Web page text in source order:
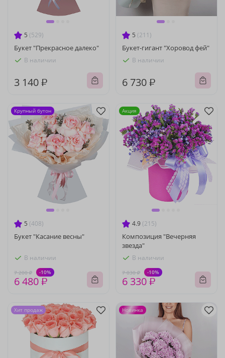
5 (529)
Букет "Прекрасное далеко"
В наличии
3 140 ₽
5 (211)
Букет-гигант "Хоровод фей"
В наличии
6 730 ₽
5 (408)
Букет "Касание весны"
В наличии
7 200 ₽ -10%
6 480 ₽
Крупный бутон
4.9 (215)
Композиция "Вечерняя
звезда"
В наличии
7 030 ₽ -10%
6 330 ₽
Акция
Хит продаж Новинка